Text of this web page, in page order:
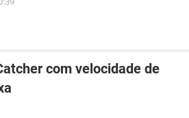
com velocidade de